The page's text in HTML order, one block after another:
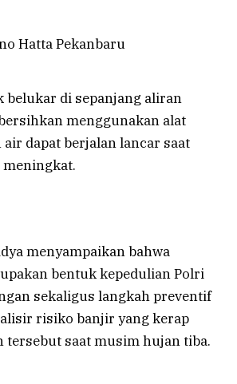
belukar di sepanjang aliran
menggunakan alat
dapat berjalan lancar saat
menyampaikan bahwa
bentuk kepedulian Polri
sekaligus langkah preventif
risiko banjir yang kerap
tersebut saat musim hujan tiba.